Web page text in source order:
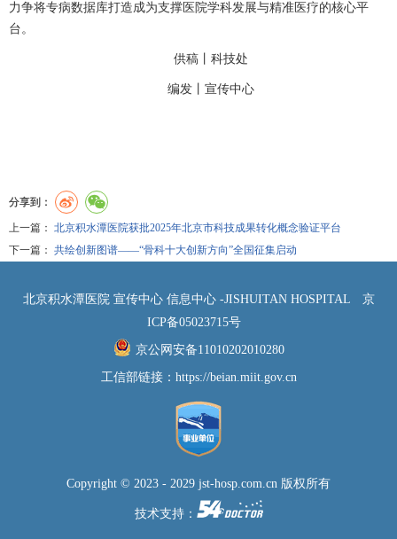
力争将专病数据库打造成为支撑医院学科发展与精准医疗的核心平
台。
供稿丨 科技处
编发丨 宣传中心
分享到：
上一篇： 北京积水潭医院获批2025年北京市科技成果转化概念验证平台
下一篇： 共绘创新图谱——“骨科十大创新方向”全国征集启动
北京积水潭医院 宣传中心 信息中心 -JISHUITAN HOSPITAL
京
ICP备05023715号
京公网安备11010202010280
工信部链接： https://beian.miit.gov.cn
Copyright © 2023 - 2029 jst-hosp.com.cn 版权所有
技术支持：